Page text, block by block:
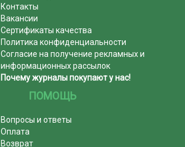
Контакты
Вакансии
Сертификаты качества
Политика конфиденциальности
Согласие на получение рекламных и
информационных рассылок
Почему журналы покупают у нас!
ПОМОЩЬ
Вопросы и ответы
Оплата
Возврат